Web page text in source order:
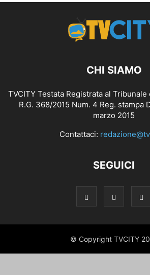
CHI SIAMO
TVCITY Testata Registrata al
R.G. 368/2015 Num. 4 Reg. stampa
marzo 2015
Contattaci:
SEGUICI
© Copyright TVCITY